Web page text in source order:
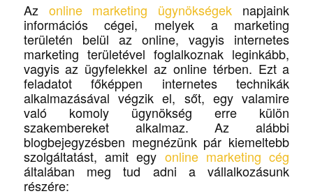
Az online marketing ügynökségek napjaink
információs cégei, melyek a marketing
területén belül az online, vagyis internetes
marketing területével foglalkoznak leginkább,
vagyis az ügyfelekkel az online térben. Ezt a
feladatot főképpen internetes technikák
alkalmazásával végzik el, sőt, egy valamire
való komoly ügynökség erre külön
szakembereket alkalmaz. Az alábbi
blogbejegyzésben megnézünk pár kiemeltebb
szolgáltatást, amit egy online marketing cég
általában meg tud adni a vállalkozásunk
részére: